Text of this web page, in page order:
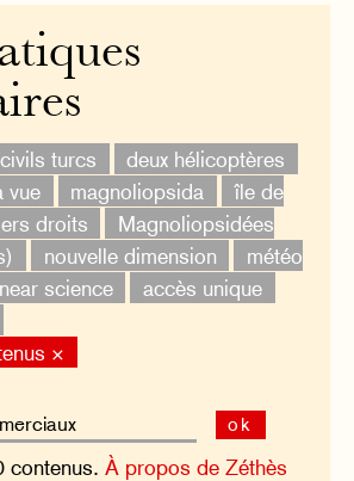
turcs
deux hélicoptères
vue
magnoliopsida
île de
droits
Magnoliopsidées
nouvelle dimension
météo
science
accès unique
×
ok
contenus.À propos de Zéthès